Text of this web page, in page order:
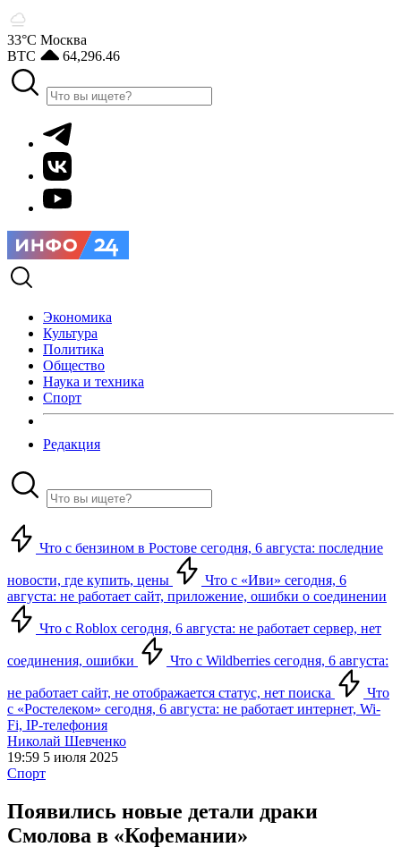
33°С Москва
BTC
64,296.46
Экономика
Культура
Политика
Общество
Наука и техника
Спорт
Редакция
Что с бензином в Ростове сегодня, 6 августа: последние
новости, где купить, цены
Что с «Иви» сегодня, 6
августа: не работает сайт, приложение, ошибки о соединении
Что с Roblox сегодня, 6 августа: не работает сервер, нет
соединения, ошибки Что с Wildberries сегодня, 6 августа:
не работает сайт, не отображается статус, нет поиска
Что
с «Ростелеком» сегодня, 6 августа: не работает интернет, Wi-
Fi, IP-телефония
Николай Шевченко
19:59 5 июля 2025
Спорт
Появились новые детали драки
Смолова в «Кофемании»